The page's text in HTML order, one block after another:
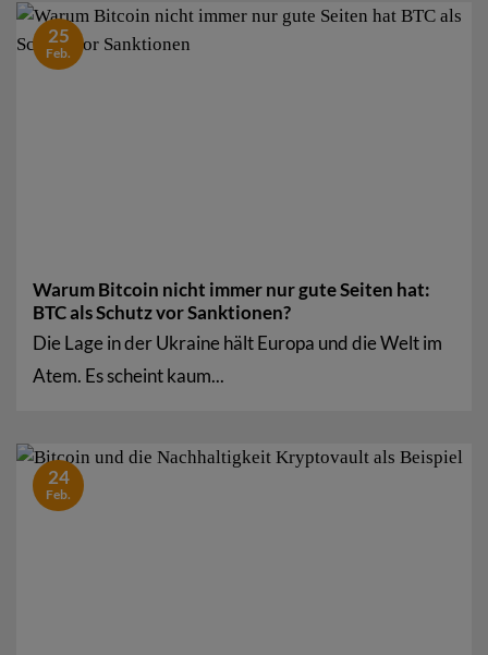
Warum Bitcoin nicht immer nur gute Seiten hat:
BTC als Schutz vor Sanktionen?
Die Lage in der Ukraine hält Europa und die Welt im
Atem. Es scheint kaum...
25
Feb.
24
Feb.